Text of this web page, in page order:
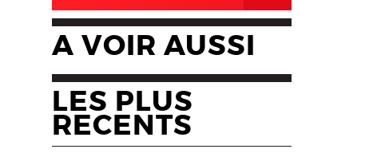
A VOIR AUSSI
LES PLUS
RECENTS